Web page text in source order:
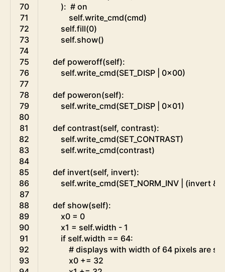
70
71
72
73
74
75
76
77
78
79
80
81
82
83
84
85
86
87
88
89
90
91
92
93
): # on
self.write_cmd(cmd)
self.fill(0)
self.show()
def poweroff(self):
self.write_cmd(SET_DISP 0x00)
def poweron(self):
self.write_cmd(SET_DISP 0x01)
def contrast(self, contrast):
self.write_cmd(SET_CONTRAST)
self.write_cmd(contrast)
def invert(self, invert):
self.write_cmd(SET_NORM_INV (invert &
def show(self):
x0 = 0
x1 = self.width - 1
if self.width == 64:
# displays with width of 64 pixels are
x0 += 32